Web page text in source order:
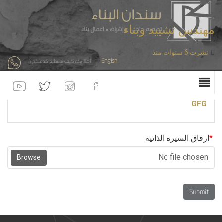
English أهلا بكم كيف نستطيع خدمتكم ؟
مهندس تشييد وبناء
نشرت 6 سنوات منذ
التقدم الآن
GFG
ارفاق السيره الذاتيه*
No file chosen
Browse
Submit